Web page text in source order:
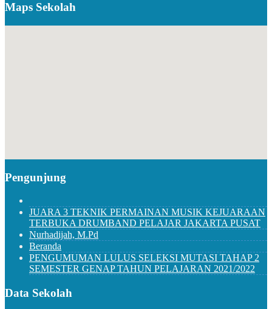
Maps Sekolah
Pengunjung
JUARA 3 TEKNIK PERMAINAN MUSIK KEJUARAAN
TERBUKA DRUMBAND PELAJAR JAKARTA PUSAT
Nurhadijah, M.Pd
Beranda
PENGUMUMAN LULUS SELEKSI MUTASI TAHAP 2
SEMESTER GENAP TAHUN PELAJARAN 2021/2022
Data Sekolah